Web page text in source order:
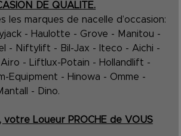
DE QUALITE.
les marques de nacelle d’occasion:
- Haulotte - Grove - Manitou -
- Niftylift - Bil-Jax - Iteco - Aichi -
- Liftlux-Potain - Hollandlift -
Equipment - Hinowa - Omme -
- Dino.
votre Loueur PROCHE de VOUS